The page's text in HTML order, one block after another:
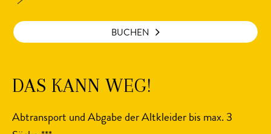
BUCHEN
DAS KANN WEG!
Abtransport und Abgabe der Altkleider bis max. 3